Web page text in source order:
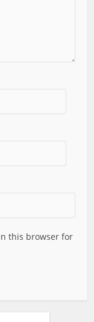
this browser for